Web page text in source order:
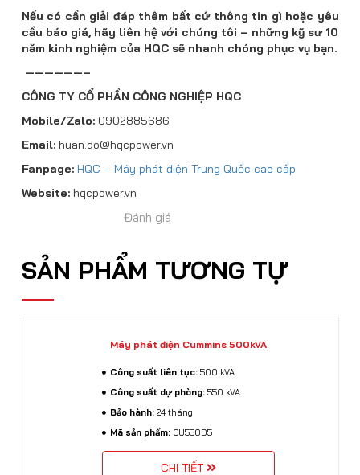
Nếu có cần giải đáp thêm bất cứ thông tin gì hoặc yêu
cầu báo giá, hãy liên hệ với chúng tôi – những kỹ sư 10
năm kinh nghiệm của HQC sẽ nhanh chóng phục vụ bạn.
——————–
CÔNG TY CỔ PHẦN CÔNG NGHIỆP HQC
Mobile/Zalo:0902885686
Email:huan.do@hqcpower.vn
Fanpage: HQC – Máy phát điện Trung Quốc cao cấp
Website:hqcpower.vn
Đánh giá
SẢN PHẨM TƯƠNG TỰ
Máy phát điện Cummins 500kVA
Công suất liên tục: 500 kVA
Công suất dự phòng: 550 kVA
Bảo hành: 24 tháng
Mã sản phẩm: CU550D5
CHI TIẾT